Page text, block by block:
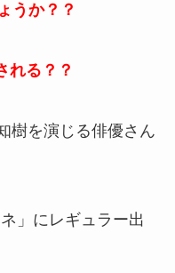
うか？？
れる？？
樹を演じる俳優さん
」にレギュラー出